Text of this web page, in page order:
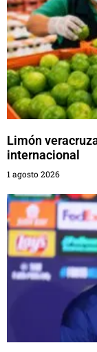
Limón
internacional
1 agosto 2026